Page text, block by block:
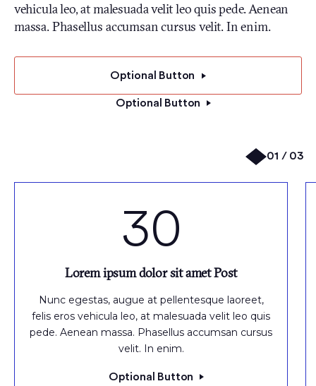
vehicula leo, at malesuada velit leo quis pede. Aenean
massa. Phasellus accumsan cursus velit. In enim.
Optional Button
Optional Button
30
Lorem ipsum dolor sit amet Post
Nunc egestas, augue at pellentesque laoreet,
felis eros vehicula leo, at malesuada velit leo quis
pede. Aenean massa. Phasellus accumsan cursus
velit. In enim.
Optional Button
01 / 03